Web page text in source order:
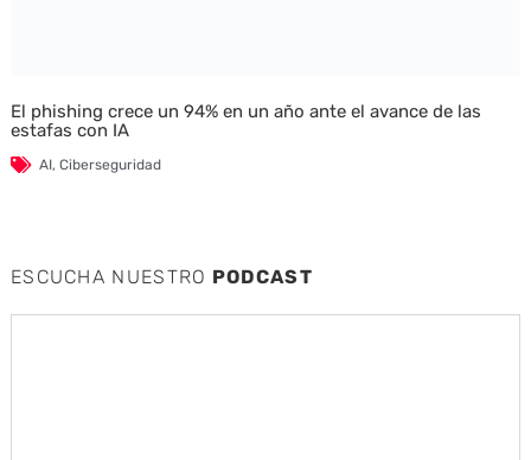
El phishing crece un 94% en un año ante el avance de las
estafas con IA
AI, Ciberseguridad
ESCUCHA NUESTRO PODCAST